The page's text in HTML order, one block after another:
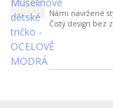
Námi navržené
Čistý design bez